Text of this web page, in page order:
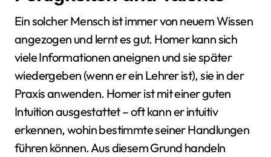
Ein solcher Mensch ist immer von neuem Wissen
angezogen und lernt es gut. Homer kann sich
viele Informationen aneignen und sie später
wiedergeben (wenn er ein Lehrer ist), sie in der
Praxis anwenden. Homer ist mit einer guten
Intuition ausgestattet – oft kann er intuitiv
erkennen, wohin bestimmte seiner Handlungen
führen können. Aus diesem Grund handeln